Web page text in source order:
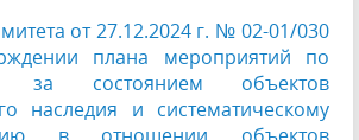
от 27.12.2024 г. № 02-01/030
плана мероприятий по
за состоянием объектов
наследия и систематическому